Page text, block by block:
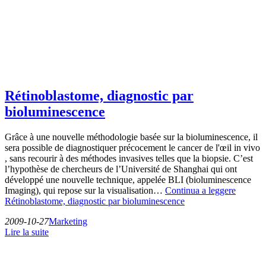
Rétinoblastome, diagnostic par
bioluminescence
Grâce à une nouvelle méthodologie basée sur la bioluminescence, il
sera possible de diagnostiquer précocement le cancer de l'œil in vivo
, sans recourir à des méthodes invasives telles que la biopsie. C’est
l’hypothèse de chercheurs de l’Université de Shanghai qui ont
développé une nouvelle technique, appelée BLI (bioluminescence
Imaging), qui repose sur la visualisation… Continua a leggere
Rétinoblastome, diagnostic par bioluminescence
2009-10-27Marketing
Lire la suite